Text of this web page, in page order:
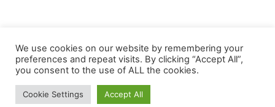
We use cookies on our website by remembering your
preferences and repeat visits. By clicking “Accept All”,
you consent to the use of ALL the cookies.
Cookie Settings Accept All